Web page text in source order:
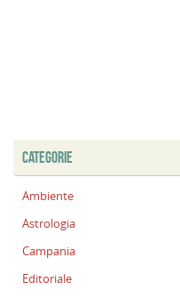
CATEGORIE
Ambiente
Astrologia
Campania
Editoriale